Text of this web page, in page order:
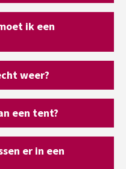
ik een
weer?
een tent?
er in een